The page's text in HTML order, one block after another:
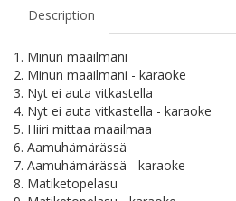
Description
1. Minun maailmani
2. Minun maailmani - karaoke
3. Nyt ei auta vitkastella
4. Nyt ei auta vitkastella - karaoke
5. Hiiri mittaa maailmaa
6. Aamuhämärässä
7. Aamuhämärässä - karaoke
8. Matiketopelasu